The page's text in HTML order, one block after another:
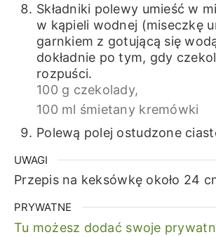
Składniki polewy umieść w
w kąpieli wodnej (miseczkę
garnkiem z gotującą się
dokładnie po tym, gdy
rozpuści.
100 g czekolady,
100 ml śmietany kremówki
Polewą polej ostudzone
UWAGI
Przepis na keksówkę około 24
PRYWATNE
Tu możesz dodać swoje